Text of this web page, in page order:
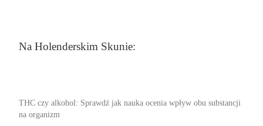
Na Holenderskim Skunie:
THC czy alkohol: Sprawdź jak nauka ocenia wpływ obu substancji
na organizm